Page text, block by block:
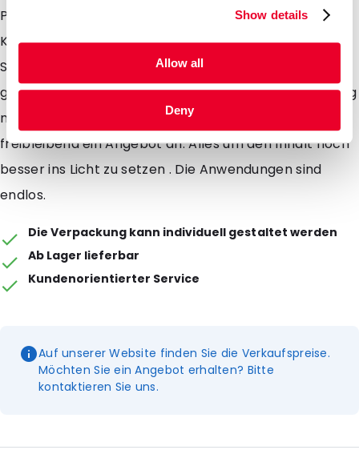
Show details
Allow all
Deny
Produkt zu präsentieren. Dabei ist zu denken an
Kleidung, Spielzeug oder Drucksachen. Neben unserer
Standardreihe an Massen ist es auch möglich jedes
gewünschte Format zu produzieren oder den Hookbag
mit einer Bedruckung zu versehen. Fragen Sie dazu
freibleibend ein Angebot an. Alles um den Inhalt noch
besser ins Licht zu setzen . Die Anwendungen sind
endlos.
Die Verpackung kann individuell gestaltet werden
Ab Lager lieferbar
Kundenorientierter Service
Auf unserer Website finden Sie die Verkaufspreise.
Möchten Sie ein Angebot erhalten? Bitte
kontaktieren Sie uns.